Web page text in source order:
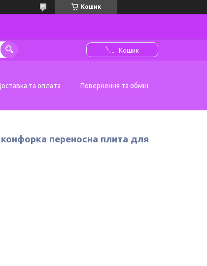
Кошик
Кошик
та оплата Повернення та обмін
конфорка переносна плита для